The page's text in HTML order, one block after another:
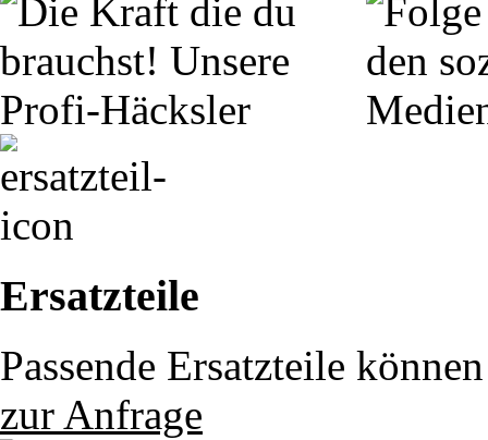
Ersatzteile
Passende Ersatzteile
zur Anfrage